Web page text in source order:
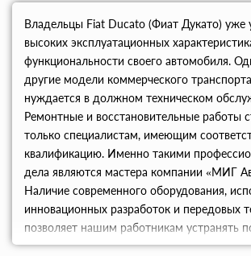
Владельцы Fiat Ducato (Фиат Дукато) уже
высоких эксплуатационных
функциональности своего автомобиля.
другие модели коммерческого
нуждается в должном техническом
Ремонтные и восстановительные работы
только специалистам, имеющим
квалификацию. Именно такими
дела являются мастера компании «МИГ
Наличие современного оборудования,
инновационных разработок и передовых
позволяет нашим работникам устранять
сложности. Наш центр специализируется